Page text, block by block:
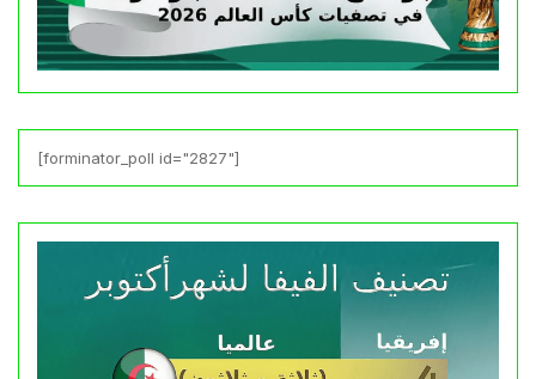
[forminator_poll id="2827"]